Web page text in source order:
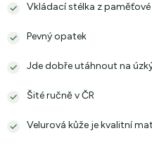
Vkládací stélka z
Pevný opatek
Jde dobře utáhnout na
Šité ručně v ČR
Velurová kůže je kvalitní